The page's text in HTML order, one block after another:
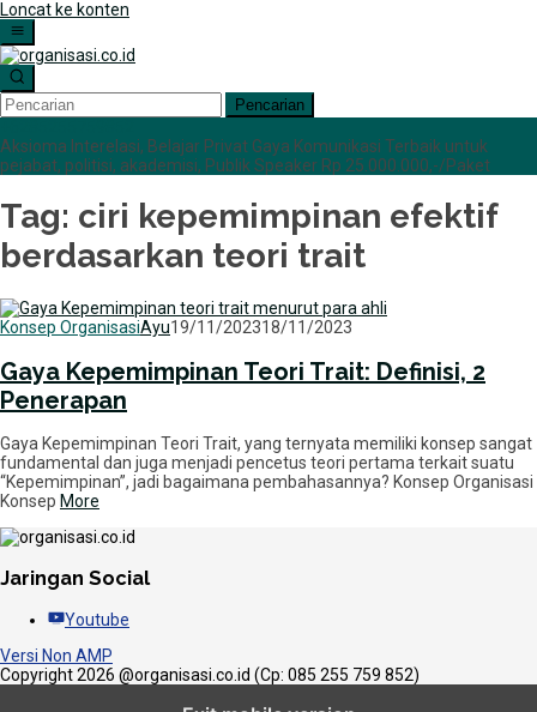
Loncat ke konten
Pencarian
Aksioma Interelasi, Belajar Privat Gaya Komunikasi Terbaik untuk
pejabat, politisi, akademisi, Publik Speaker Rp 25.000.000,-/Paket
Tag: ciri kepemimpinan efektif
berdasarkan teori trait
Konsep OrganisasiAyu19/11/202318/11/2023
Gaya Kepemimpinan Teori Trait: Definisi, 2
Penerapan
Gaya Kepemimpinan Teori Trait, yang ternyata memiliki konsep sangat
fundamental dan juga menjadi pencetus teori pertama terkait suatu
“Kepemimpinan”, jadi bagaimana pembahasannya? Konsep Organisasi
Konsep More
Jaringan Social
Youtube
Versi Non AMP
Copyright 2026 @organisasi.co.id (Cp: 085 255 759 852)